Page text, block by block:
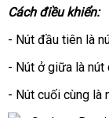
cây
xương
rồng
điểm
G
Cách điều khiển:
- Nút đầu tiên là
- Nút ở giữa là nút
- Nút cuối cùng là